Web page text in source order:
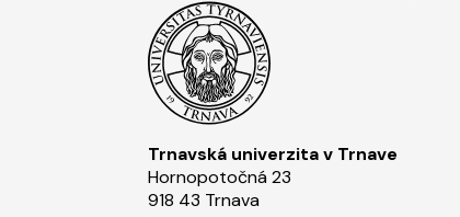
Trnavská univerzita v Trnave
Hornopotočná 23
918 43 Trnava